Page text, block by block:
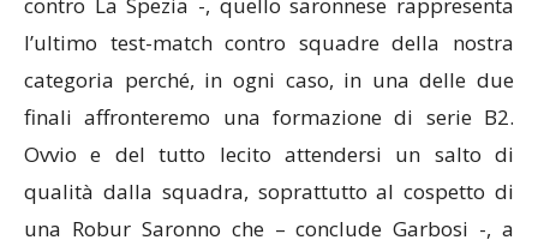
l’ultimo test-match contro squadre della nostra
categoria perché, in ogni caso, in una delle due
finali affronteremo una formazione di serie B2.
Ovvio e del tutto lecito attendersi un salto di
qualità dalla squadra, soprattutto al cospetto di
una Robur Saronno che – conclude Garbosi -, a